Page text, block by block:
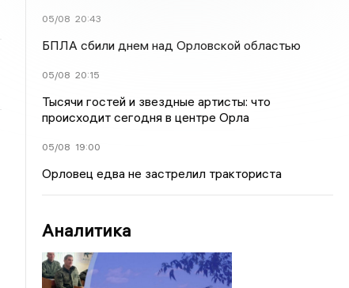
05/08 20:43
БПЛА сбили днем над Орловской областью
05/08 20:15
Тысячи гостей и звездные артисты: что
происходит сегодня в центре Орла
05/08 19:00
Орловец едва не застрелил тракториста
Аналитика